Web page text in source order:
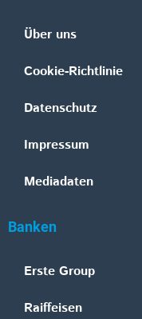
Über uns
Cookie-Richtlinie
Datenschutz
Impressum
Mediadaten
Banken
Erste Group
Raiffeisen